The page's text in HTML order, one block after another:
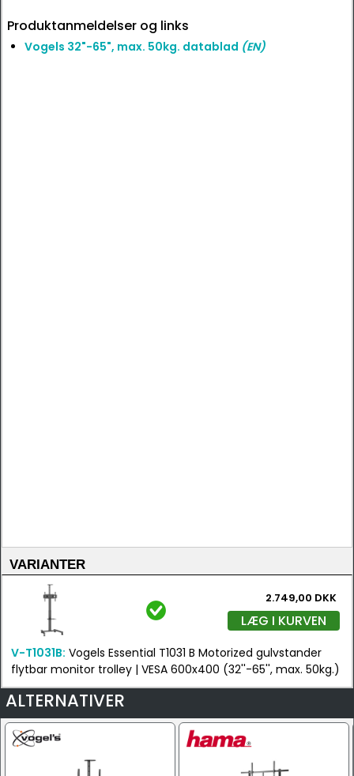
Produktanmeldelser og links
Vogels 32"-65", max. 50kg. datablad (EN)
VARIANTER
2.749,00 DKK
LÆG I KURVEN
V-T1031B: Vogels Essential T1031 B Motorized gulvstander
flytbar monitor trolley | VESA 600x400 (32''-65'', max. 50kg.)
ALTERNATIVER